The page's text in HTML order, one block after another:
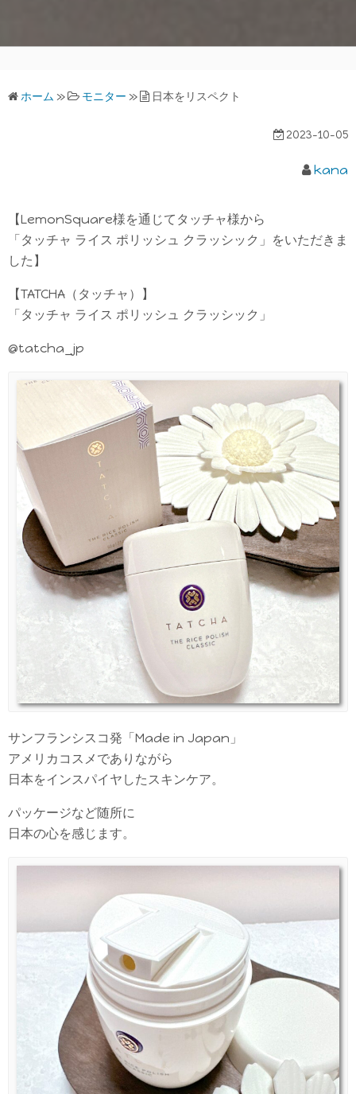
ホーム » モニター » 日本をリスペクト
2023-10-05
kana
【LemonSquare様を通じてタッチャ様から
「タッチャ ライス ポリッシュ クラッシック」をいただきま
した】
【TATCHA（タッチャ）】
「タッチャ ライス ポリッシュ クラッシック」
@tatcha_jp
サンフランシスコ発「Made in Japan」
アメリカコスメでありながら
日本をインスパイヤしたスキンケア。
パッケージなど随所に
日本の心を感じます。